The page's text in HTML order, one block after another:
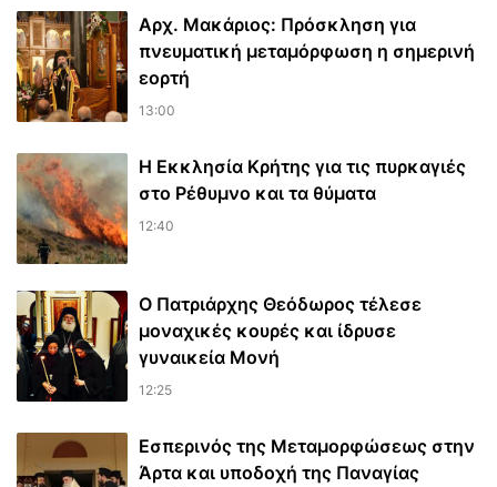
Αρχ. Μακάριος: Πρόσκληση για
πνευματική μεταμόρφωση η σημερινή
εορτή
13:00
Η Εκκλησία Κρήτης για τις πυρκαγιές
στο Ρέθυμνο και τα θύματα
12:40
Ο Πατριάρχης Θεόδωρος τέλεσε
μοναχικές κουρές και ίδρυσε
γυναικεία Μονή
12:25
Εσπερινός της Μεταμορφώσεως στην
Άρτα και υποδοχή της Παναγίας